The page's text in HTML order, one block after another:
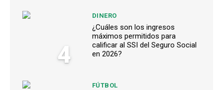
4
DINERO
¿Cuáles son los ingresos
máximos permitidos para
calificar al SSI del Seguro Social
en 2026?
FÚTBOL